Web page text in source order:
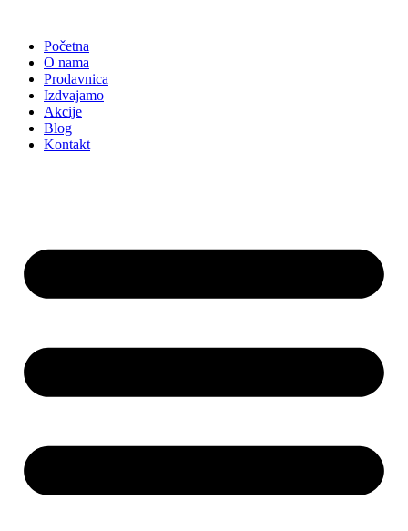
sadržajPočetna
O nama
Prodavnica
Izdvajamo
Akcije
Blog
Kontakt